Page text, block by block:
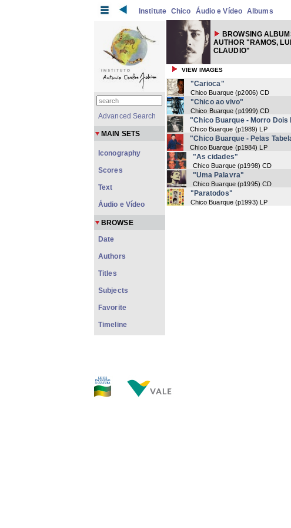
Institute Chico Áudio e Vídeo Albums
BROWSING
AUTHOR "RAMOS,
CLAUDIO"
VIEW IMAGES
"Carioca"
Chico Buarque (p2006) CD
"Chico ao vivo"
Chico Buarque (p1999) CD
"Chico Buarque - Morro Dois
Chico Buarque (p1989) LP
"Chico Buarque - Pelas
Chico Buarque (p1984) LP
"As cidades"
Chico Buarque (p1998) CD
"Uma Palavra"
Chico Buarque (p1995) CD
"Paratodos"
Chico Buarque (p1993) LP
Advanced Search
MAIN SETS
Iconography
Scores
Text
Áudio e Vídeo
BROWSE
Date
Authors
Titles
Subjects
Favorite
Timeline